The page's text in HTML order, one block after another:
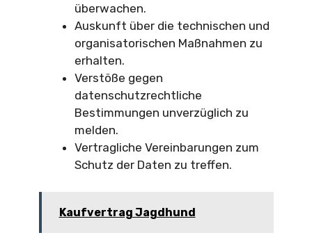
überwachen.
Auskunft über die technischen und
organisatorischen Maßnahmen zu
erhalten.
Verstöße gegen
datenschutzrechtliche
Bestimmungen unverzüglich zu
melden.
Vertragliche Vereinbarungen zum
Schutz der Daten zu treffen.
Kaufvertrag Jagdhund